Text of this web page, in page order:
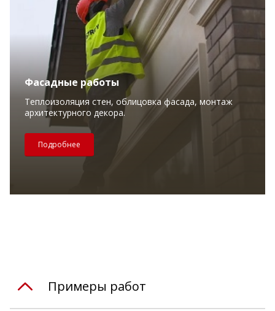
Фасадные работы
Теплоизоляция стен, облицовка фасада, монтаж
архитектурного декора.
Подробнее
Примеры работ